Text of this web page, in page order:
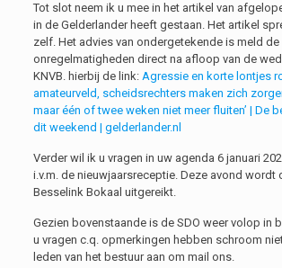
Tot slot neem ik u mee in het artikel van
in de Gelderlander heeft gestaan. Het artikel
zelf. Het advies van ondergetekende is meld de
onregelmatigheden direct na afloop van de
KNVB. hierbij de link: Agressie en korte lontjes
amateurveld, scheidsrechters maken zich
maar één of twee weken niet meer fluiten’ | De
dit weekend | gelderlander.nl
Verder wil ik u vragen in uw agenda 6 januari
i.v.m. de nieuwjaarsreceptie. Deze avond wordt
Besselink Bokaal uitgereikt.
Gezien bovenstaande is de SDO weer volop in
u vragen c.q. opmerkingen hebben schroom
leden van het bestuur aan om mail ons.